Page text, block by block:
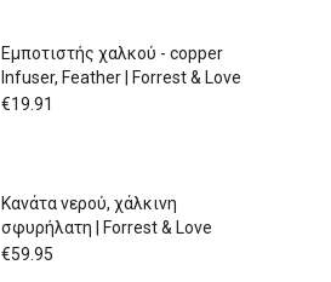
Εμποτιστής χαλκού - copper
Infuser, Feather | Forrest & Love
€19.91
Κανάτα νερού, χάλκινη
σφυρήλατη | Forrest & Love
€59.95